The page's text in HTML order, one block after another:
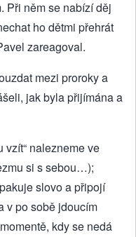
Při něm se nabízí děj
ho dětmi přehrát
zareagoval.
mezi proroky a
jak byla přijímána a
vzít“ nalezneme ve
si s sebou…);
slovo a připojí
v po sobě jdoucím
kdy se nedá